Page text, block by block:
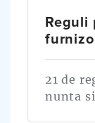
Reguli
21 de
nunta